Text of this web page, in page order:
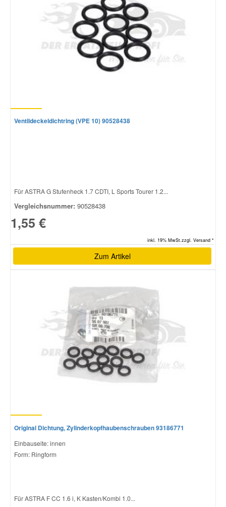
Ventildeckeldichtring (VPE 10) 90528438
Für ASTRA G Stufenheck 1.7 CDTI, L Sports Tourer 1.2...
Vergleichsnummer: 90528438
1,55 €
inkl. 19% MwSt.zzgl. Versand *
Zum Artikel
Original Dichtung, Zylinderkopfhaubenschrauben 93186771
Einbauseite: innen
Form: Ringform
Für ASTRA F CC 1.6 i, K Kasten/Kombi 1.0...